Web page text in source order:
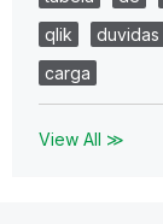
qlik
duvidas
carga
View All ≫